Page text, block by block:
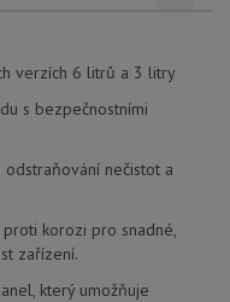
verzích 6 litrů a 3 litry
s bezpečnostními
nečistot a
korozi pro snadné,
zařízení.
který umožňuje